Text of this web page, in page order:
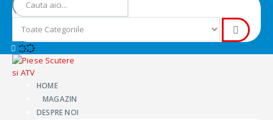
HOME
MAGAZIN
DESPRE NOI